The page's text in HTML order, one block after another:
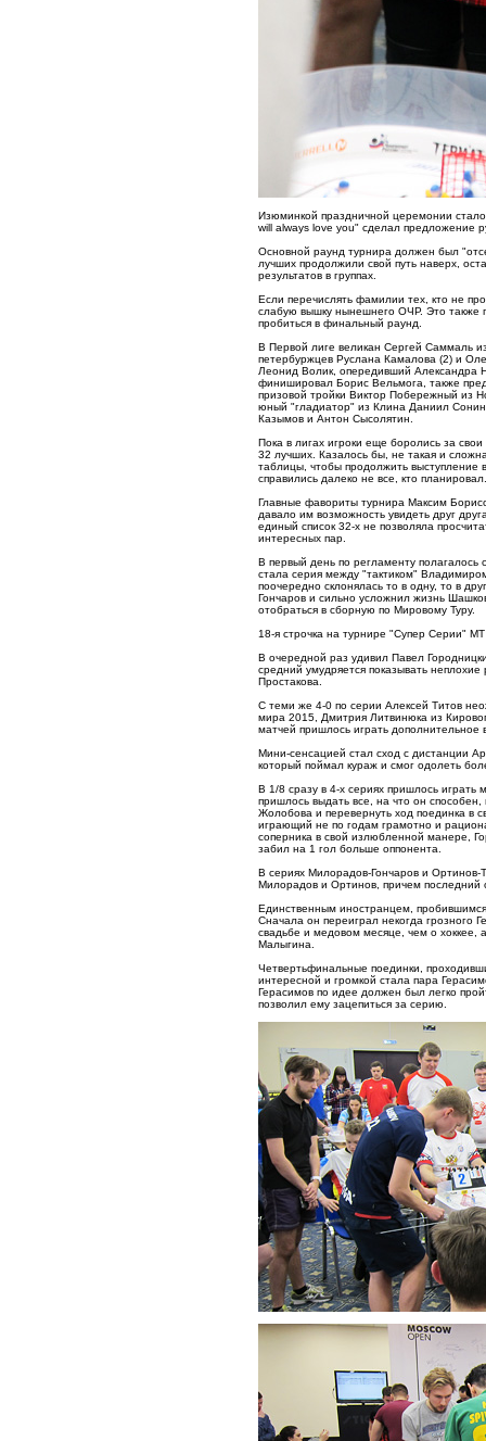
Изюминкой праздничной церемонии
will always love you" сделал предложение
Основной раунд турнира должен был
лучших продолжили свой путь наверх,
результатов в группах.
Если перечислять фамилии тех, кто не
слабую вышку нынешнего ОЧР. Это также
пробиться в финальный раунд.
В Первой лиге великан Сергей Саммаль
петербуржцев Руслана Камалова (2) и
Леонид Волик, опередивший Александра
финишировал Борис Вельмога, также
призовой тройки Виктор Побережный из
юный "гладиатор" из Клина Даниил
Казымов и Антон Сысолятин.
Пока в лигах игроки еще боролись за
32 лучших. Казалось бы, не такая и
таблицы, чтобы продолжить
справились далеко не все, кто планировал.
Главные фавориты турнира Максим
давало им возможность увидеть друг
единый список 32-х не позволяла
интересных пар.
В первый день по регламенту
стала серия между "тактиком"
поочередно склонялась то в одну, то в
Гончаров и сильно усложнил жизнь
отобраться в сборную по Мировому Туру.
18-я строчка на турнире "Супер Серии"
В очередной раз удивил Павел
средний умудряется показывать
Простакова.
С теми же 4-0 по серии Алексей Титов
мира 2015, Дмитрия Литвинюка из
матчей пришлось играть
Мини-сенсацией стал сход с дистанции
который поймал кураж и смог одолеть
В 1/8 сразу в 4-х сериях пришлось
пришлось выдать все, на что он
Жолобова и перевернуть ход поединка в
играющий не по годам грамотно и
соперника в свой излюбленной манере,
забил на 1 гол больше оппонента.
В сериях Милорадов-Гончаров и
Милорадов и Ортинов, причем последний
Единственным иностранцем,
Сначала он переиграл некогда грозного
свадьбе и медовом месяце, чем о хоккее,
Малыгина.
Четвертьфинальные поединки,
интересной и громкой стала пара
Герасимов по идее должен был легко
позволил ему зацепиться за серию.